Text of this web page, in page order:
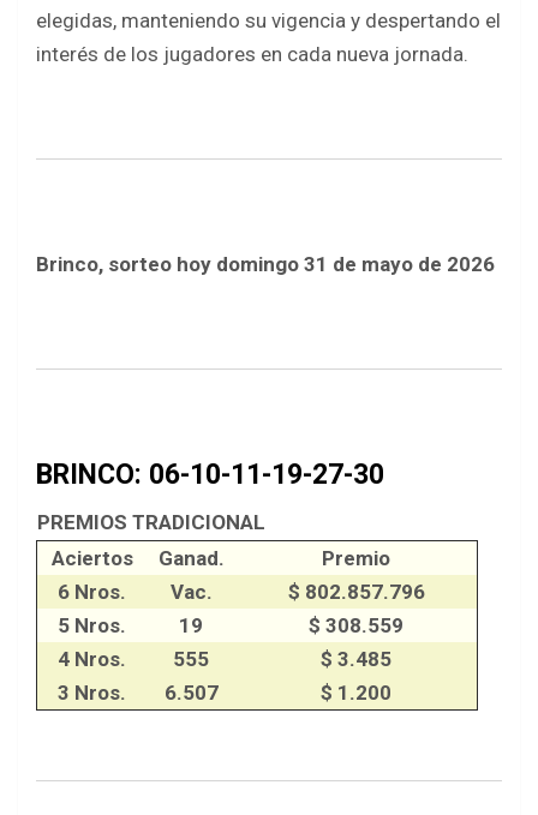
elegidas, manteniendo su vigencia y despertando el
interés de los jugadores en cada nueva jornada.
Brinco, sorteo hoy domingo 31 de mayo de 2026
BRINCO: 06-10-11-19-27-30
PREMIOS TRADICIONAL
Aciertos
Ganad.
Premio
6 Nros.
Vac.
$ 802.857.796
5 Nros.
19
$ 308.559
4 Nros.
555
$ 3.485
3 Nros.
6.507 $ 1.200